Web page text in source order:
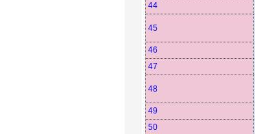
44
45
46
47
48
49
50